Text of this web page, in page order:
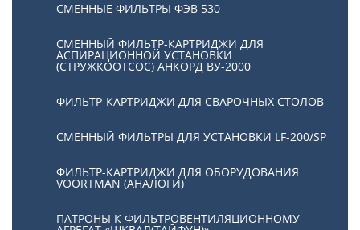
СМЕННЫЕ ФИЛЬТРЫ ФЭВ 530
СМЕННЫЙ ФИЛЬТР-КАРТРИДЖИ ДЛЯ
АСПИРАЦИОННОЙ УСТАНОВКИ
(СТРУЖКООТСОС) АНКОРД ВУ-2000
ФИЛЬТР-КАРТРИДЖИ ДЛЯ СВАРОЧНЫХ СТОЛОВ
СМЕННЫЙ ФИЛЬТРЫ ДЛЯ УСТАНОВКИ LF-200/SP
ФИЛЬТР-КАРТРИДЖИ ДЛЯ ОБОРУДОВАНИЯ
VOORTMAN (АНАЛОГИ)
ПАТРОНЫ К ФИЛЬТРОВЕНТИЛЯЦИОННОМУ